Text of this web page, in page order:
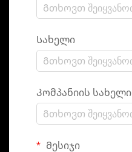
Სახელი
Კომპანიის სახელი
Მესიჯი